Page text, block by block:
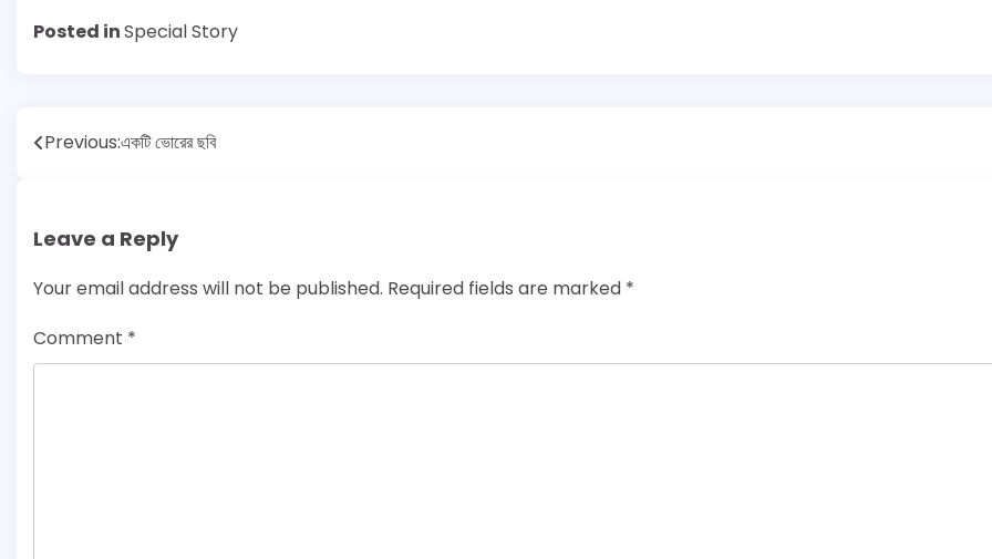
Posted inSpecial Story
Post
Previous:একটি ভোরের ছবি
Leave a Reply
Your email address will not be published. Required fields are marked *
Comment *